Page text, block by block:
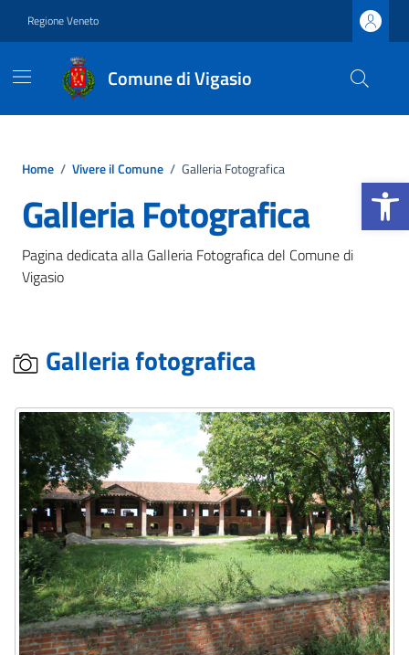
Apri la
Regione Veneto
Comune di Vigasio
Home / Vivere il Comune / Galleria Fotografica
Galleria Fotografica
Pagina dedicata alla Galleria Fotografica del Comune di
Vigasio
Galleria fotografica